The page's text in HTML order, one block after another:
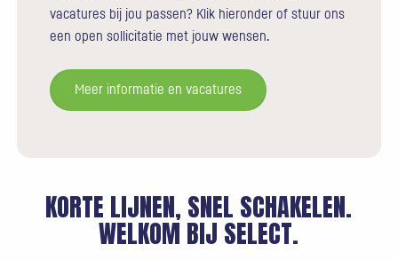
vacatures bij jou passen? Klik hieronder of stuur ons
een open sollicitatie met jouw wensen.
Meer informatie en vacatures
KORTE LIJNEN, SNEL SCHAKELEN.
WELKOM BIJ SELECT.